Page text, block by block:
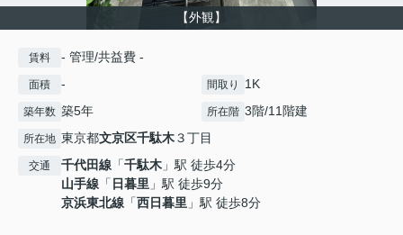
【外観】
賃料 - 管理/共益費 -
面積 - 間取り 1K
築年数 築5年 所在階 3階/11階建
所在地 東京都文京区千駄木３丁目
交通 千代田線 「千駄木 」駅 徒歩4分
山手線 「 日暮里 」駅 徒歩9分
京浜東北線 「西日暮里 」駅 徒歩8分